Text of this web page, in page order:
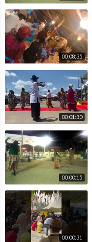
00:08:35
00:01:30
00:00:15
00:00:31